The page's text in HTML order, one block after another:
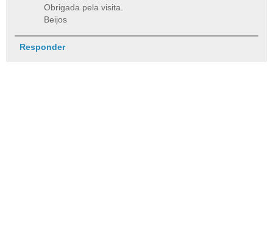
Obrigada pela visita.
Beijos
Responder